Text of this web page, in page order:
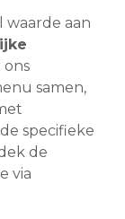
waarde aan
ons
samen,
specifieke
de
via